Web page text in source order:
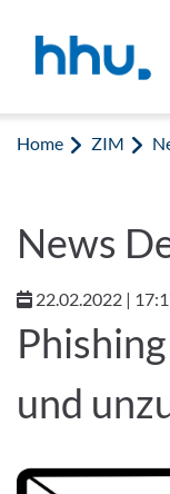
Home ZIM
News
22.02.2022 |
und